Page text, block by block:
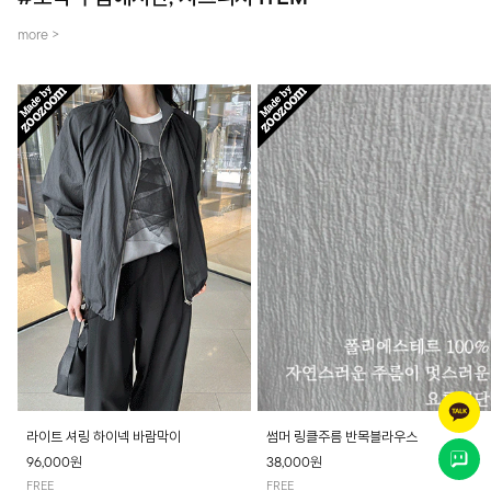
more >
라이트 셔링 하이넥 바람막이
96,000원
FREE
썸머 링클주름 반목블라우스
38,000원
FREE